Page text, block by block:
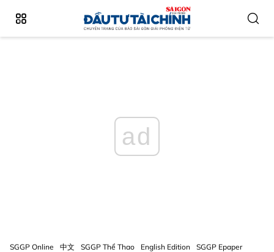
ad
SGGP Online 中文 SGGP Thể Thao English Edition SGGP Epaper